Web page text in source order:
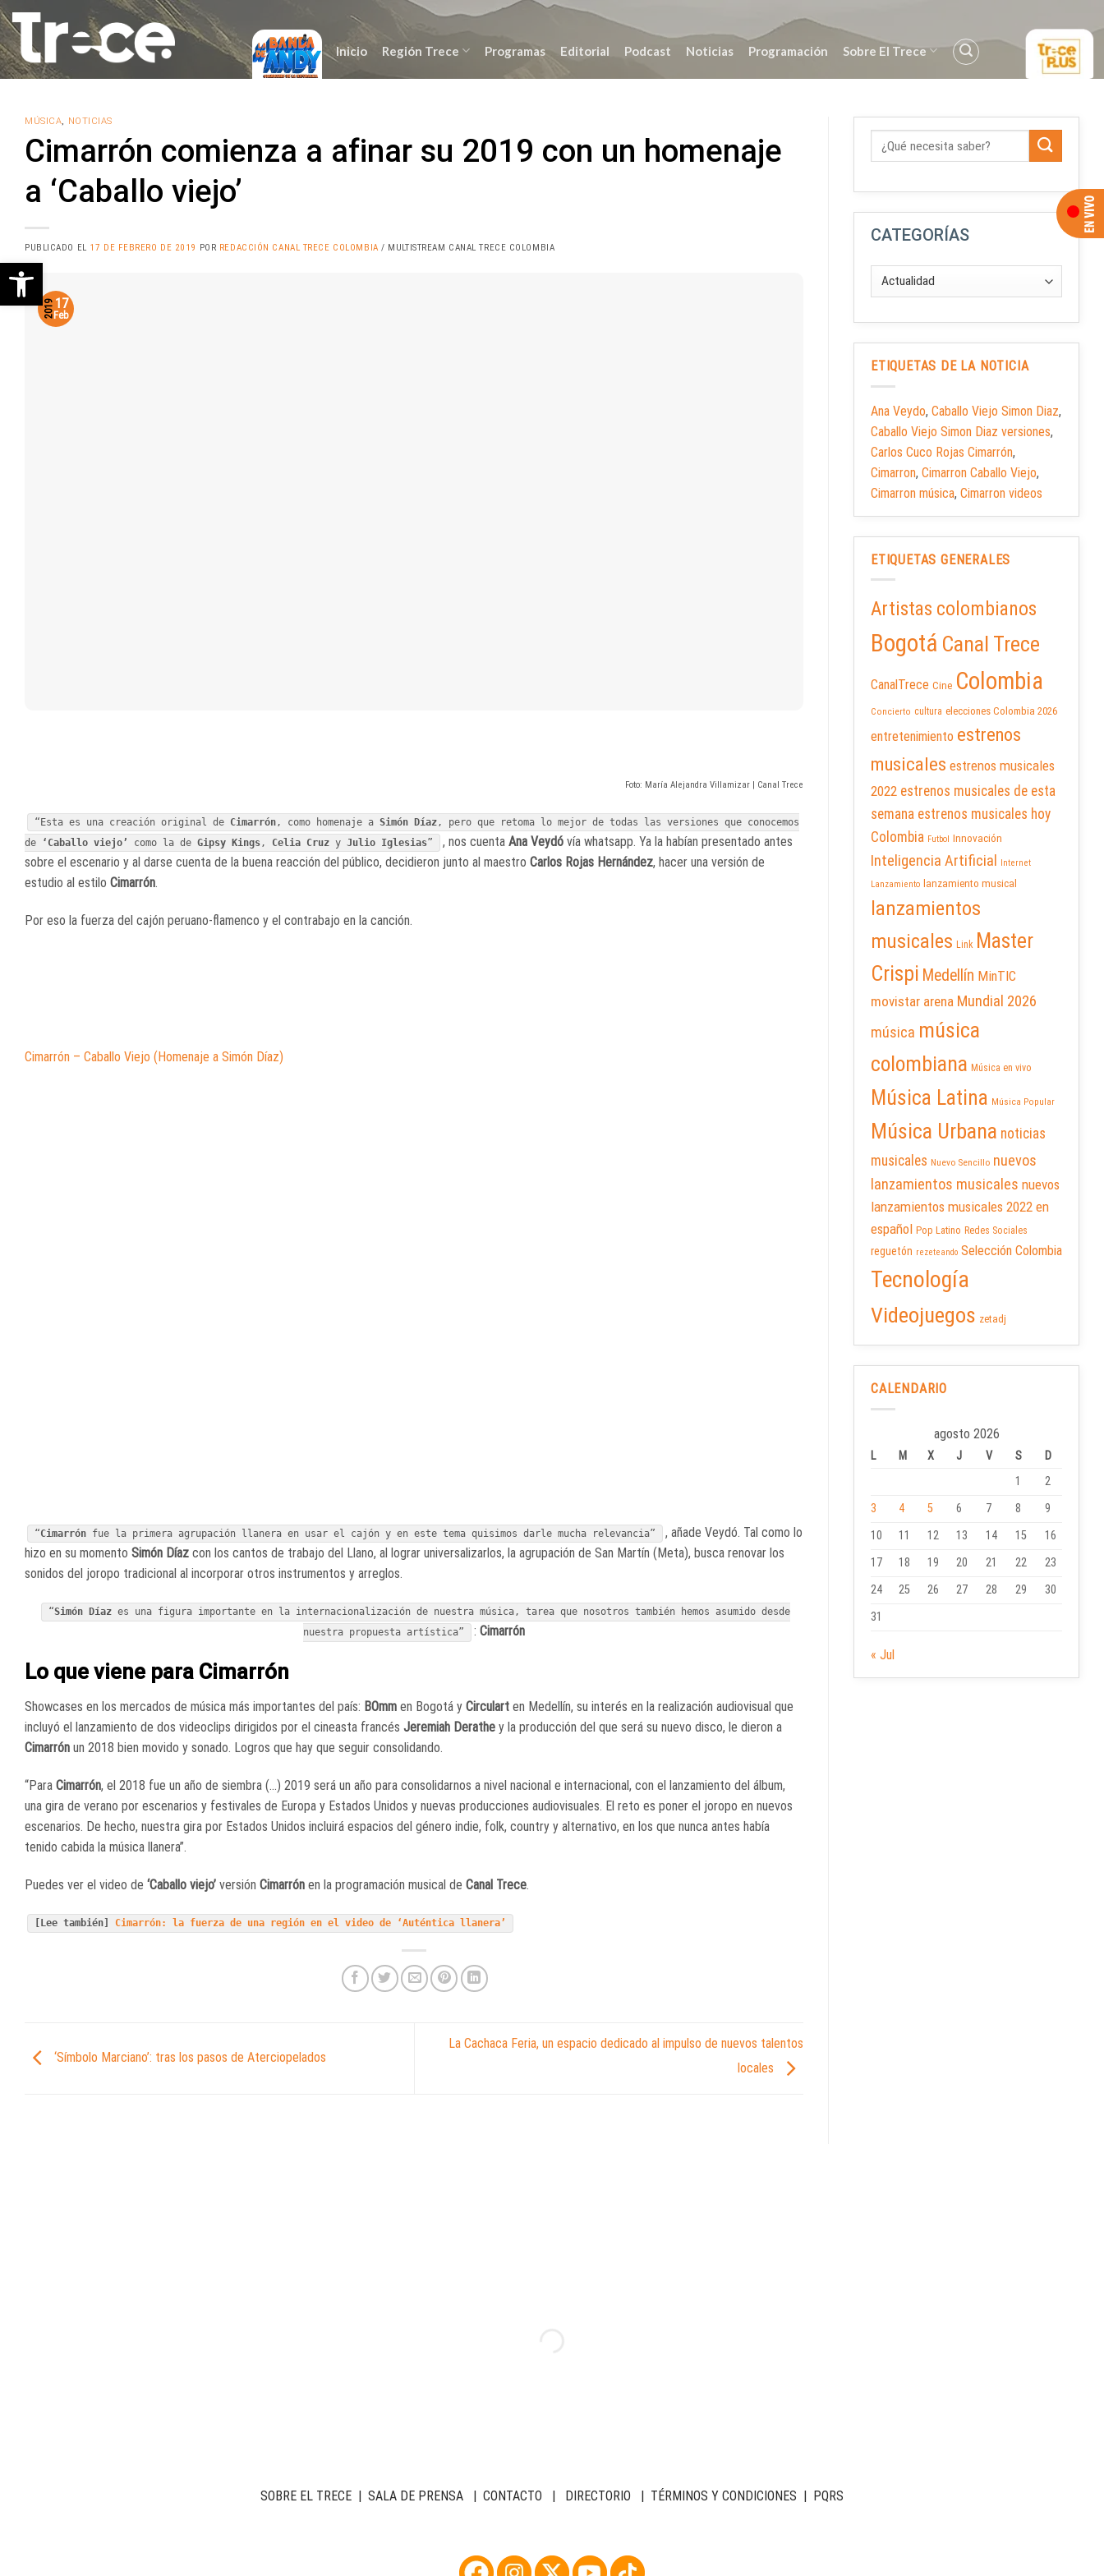
Saltar
al
contenido
Inicio Región Trece Programas Editorial Podcast Noticias Programación Sobre El Trece
MÚSICA, NOTICIAS
Cimarrón comienza a afinar su 2019 con un homenaje
a ‘Caballo viejo’
PUBLICADO EL 17 DE FEBRERO DE 2019 POR REDACCIÓN CANAL TRECE COLOMBIA / MULTISTREAM CANAL TRECE COLOMBIA
17
Feb
2019
Foto: María Alejandra Villamizar | Canal Trece
“Esta es una creación original de Cimarrón, como homenaje aSimón Díaz, pero que retoma lo mejor de todas las versiones que conocemos
de
‘Caballo viejo’ como la de Gipsy Kings, Celia Cruz y Julio Iglesias” , nos cuentaAna Veydóvía whatsapp. Ya la habían presentado antes
sobre el escenario y al darse cuenta de la buena reacción del público, decidieron junto al maestro Carlos Rojas Hernández, hacer una versión de
estudio al estilo Cimarrón.
Por eso la fuerza del cajón peruano-flamenco y el contrabajo en la canción.
Cimarrón – Caballo Viejo (Homenaje a Simón Díaz)
“Cimarrón fue la primera agrupación llanera en usar el cajón y en este tema quisimos darle mucha relevancia”
, añade Veydó. Tal como lo
hizo en su momento Simón Díaz con los cantos de trabajo del Llano, al lograr universalizarlos, la agrupación de San Martín (Meta), busca renovar los
sonidos del joropo tradicional al incorporar otros instrumentos y arreglos.
“Simón Díaz es una figura importante en la internacionalización de nuestra música, tarea que nosotros también hemos asumido desde
nuestra propuesta artística”
:Cimarrón
Lo que viene para Cimarrón
Showcases en los mercados de música más importantes del país: BOmm en Bogotá y Circulart en Medellín, su interés en la realización audiovisual que
incluyó el lanzamiento de dos videoclips dirigidos por el cineasta francés Jeremiah Derathe y la producción del que será su nuevo disco, le dieron a
Cimarrón un 2018 bien movido y sonado. Logros que hay que seguir consolidando.
“Para Cimarrón, el 2018 fue un año de siembra (…) 2019 será un año para consolidarnos a nivel nacional e internacional, con el lanzamiento del álbum,
una gira de verano por escenarios y festivales de Europa y Estados Unidos y nuevas producciones audiovisuales. El reto es poner el joropo en nuevos
escenarios. De hecho, nuestra gira por Estados Unidos incluirá espacios del género indie, folk, country y alternativo, en los que nunca antes había
tenido cabida la música llanera”.
Puedes ver el video de ‘Caballo viejo’ versión Cimarrón en la programación musical de Canal Trece.
[Lee también] Cimarrón: la fuerza de una región en el video de ‘Auténtica llanera’
‘Símbolo Marciano’: tras los pasos de Aterciopelados
La Cachaca Feria, un espacio dedicado al impulso de nuevos talentos
locales
CATEGORÍAS
ETIQUETAS DE LA NOTICIA
Ana Veydo, Caballo Viejo Simon Diaz,
Caballo Viejo Simon Diaz versiones,
Carlos Cuco Rojas Cimarrón,
Cimarron, Cimarron Caballo Viejo,
Cimarron música, Cimarron videos
ETIQUETAS GENERALES
Artistas colombianos
Bogotá Canal Trece
CanalTrece Cine Colombia
Concierto cultura elecciones Colombia 2026
entretenimiento estrenos
musicales estrenos musicales
2022 estrenos musicales de esta
semana estrenos musicales hoy
Colombia Futbol Innovación
Inteligencia Artificial
Internet
Lanzamiento
lanzamiento musical
lanzamientos
musicales Link Master
Crispi Medellín MinTIC
movistar arena Mundial 2026
música música
colombiana Música en vivo
Música Latina Música Popular
Música Urbana noticias
musicales Nuevo Sencillo nuevos
lanzamientos musicales nuevos
lanzamientos musicales 2022 en
español Pop Latino Redes Sociales
reguetón rezeteando Selección Colombia
Tecnología
Videojuegos zetadj
CALENDARIO
agosto 2026
L M X J V S
D
1
2
3
4 5 6 7 8
9
10
11 12 13 14 15
16
17
18 19 20 21 22
23
24
25 26 27 28 29
30
31
« Jul
SOBRE EL TRECE | SALA DE PRENSA | CONTACTO | DIRECTORIO | TÉRMINOS Y CONDICIONES | PQRS
Abrir barra de herramientas